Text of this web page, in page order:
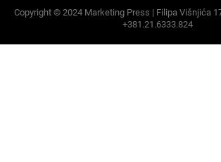
Copyright © 2024 Marketing Press | Filipa Višnjića
+381.21.6333.824